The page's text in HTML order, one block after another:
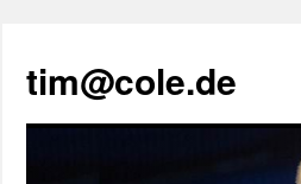
tim@cole.de